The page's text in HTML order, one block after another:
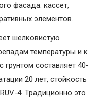
фасада: кассет,
элементов.
шелковистую
температуры и к
составляет 40-
20 лет, стойкость
4. Традиционно это